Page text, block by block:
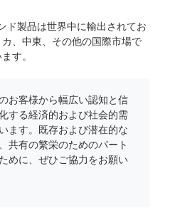
ド製品は世界中に輸出されてお
、中東、その他の国際市場で
す。
お客様から幅広い認知と信
する経済的および社会的需
ます。既存および潜在的な
共有の繁栄のためのパート
めに、ぜひご協力をお願い